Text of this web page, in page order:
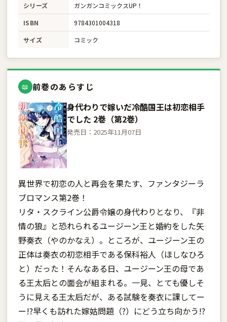
シリーズ
ガンガンコミックスUP！
ISBN
9784301004318
サイズ
コミック
📖 前巻のあらすじ
身代わりで嫁いだ冷酷国王は初恋相手
でした 2巻（第2巻）
発売日：2025年11月07日
異世界で初恋の人と再会を果たす、ファンタジーラ
ブロマンス第2巻！
リタ・スクライン公爵令嬢の身代わりとなり、『非
情の狼』と恐れられるユージーン王と婚約をした矢
野奏衣（やのかなえ）。ところが、ユージーン王の
正体は奏衣の初恋相手である保科裕人（ほしなひろ
と）だった！そんなある日、ユージーン王の母であ
る王太后との面会が組まれる。一見、とても優しそ
うに見える王太后だが、ある試験を奏衣に課してー
ー!?早くも訪れた嫁姑問題（?）にどう立ち向かう!?